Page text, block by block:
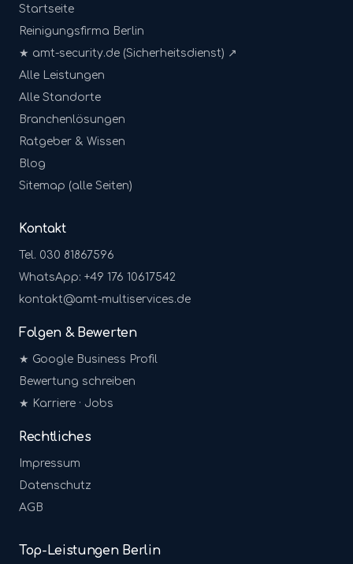
Startseite
Reinigungsfirma Berlin
★ amt-security.de (Sicherheitsdienst) ↗
Alle Leistungen
Alle Standorte
Branchenlösungen
Ratgeber & Wissen
Blog
Sitemap (alle Seiten)
Kontakt
Tel. 030 81867596
WhatsApp: +49 176 10617542
kontakt@amt-multiservices.de
Folgen & Bewerten
★ Google Business Profil
Bewertung schreiben
★ Karriere · Jobs
Rechtliches
Impressum
Datenschutz
AGB
Top-Leistungen Berlin